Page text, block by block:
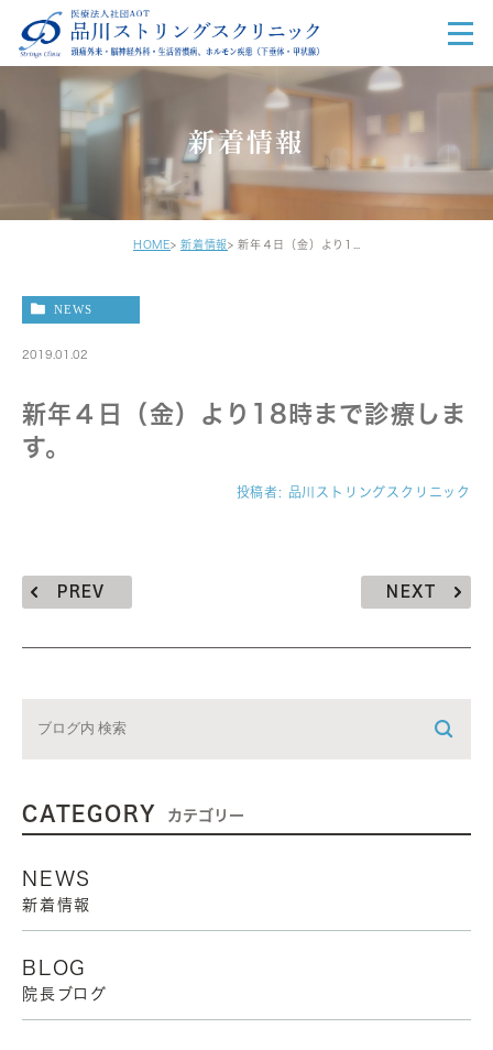
新着情報
HOME 新着情報
NEWS
2019.01.02
新年４日（金）より18時まで診療しま
す。
投稿者: 品川ストリングスクリニック
PREV NEXT
CATEGORY カテゴリー
NEWS
新着情報
BLOG
院長ブログ